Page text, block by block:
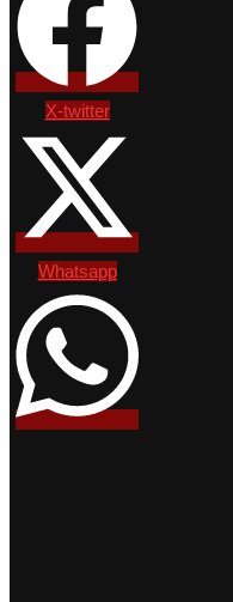
X-twitter
Whatsapp